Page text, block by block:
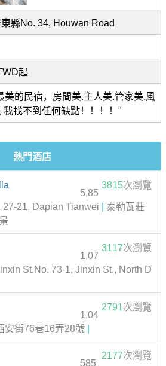
縣No. 34, Houwan Road
起
美的民宿，房間美.主人美.管家美.風
我找不到任何缺點！！！！"
熱門酒店
3815次瀏覽
5,85
27-21, Dapian Tianwei
泰勒瓦莊
3117次瀏覽
1,07
St.No. 73-1, Jinxin St., North D
2791次瀏覽
1,04
安街76巷16弄28號
2177次瀏覽
585